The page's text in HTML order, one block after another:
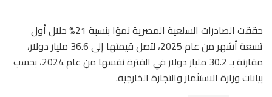
حققت الصادرات السلعية المصرية نموًا بنسبة 21% خلال أول
تسعة أشهر من عام 2025، لتصل قيمتها إلى 36.6 مليار دولار،
مقارنة بـ 30.2 مليار دولار في الفترة نفسها من عام 2024، بحسب
بيانات وزارة الاستثمار والتجارة الخارجية.